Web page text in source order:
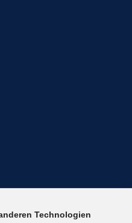
Technologien